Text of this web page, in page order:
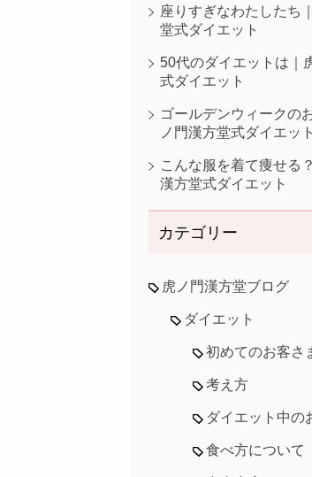
座りすぎなわたしたち
堂式ダイエット
50代のダイエットは｜
式ダイエット
ゴールデンウィークの
ノ門漢方堂式ダイエット
こんな服を着て痩せる
漢方堂式ダイエット
カテゴリー
虎ノ門漢方堂ブログ
ダイエット
初めてのお客さ
考え方
ダイエット中の
食べ方について